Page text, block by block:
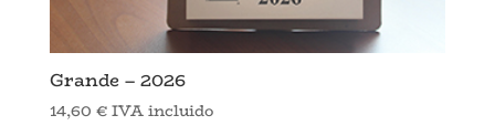
Grande – 2026
14,60 €IVA incluido